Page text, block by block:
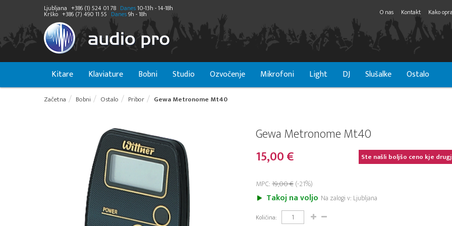
Ljubljana +386 (1) 524 01 78 Danes10-13h - 14-18h
Krško +386 (7) 490 11 55 Danes9h - 18h O nas Kontakt Kako
Kitare Klaviature Bobni Studio Ozvočenje Mikrofoni Light DJ Slušalke Ostalo
Začetna Bobni Ostalo Pribor Gewa Metronome Mt40
Gewa Metronome Mt40
15,00 €
Ste našli boljšo ceno kje
MPC:19,00 €(-21%)
Takoj na voljo Na zalogi v: Ljubljana
Količina: